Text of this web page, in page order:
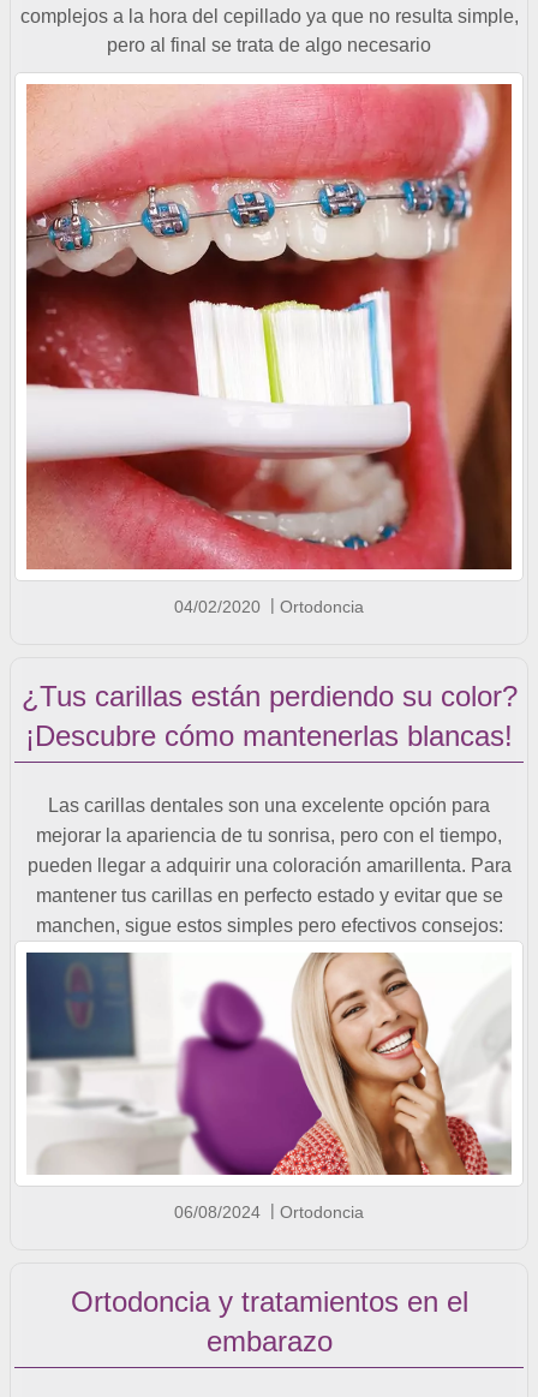
complejos a la hora del cepillado ya que no resulta simple,
pero al final se trata de algo necesario
04/02/2020 Ortodoncia
¿Tus carillas están perdiendo su color?
¡Descubre cómo mantenerlas blancas!
Las carillas dentales son una excelente opción para
mejorar la apariencia de tu sonrisa, pero con el tiempo,
pueden llegar a adquirir una coloración amarillenta. Para
mantener tus carillas en perfecto estado y evitar que se
manchen, sigue estos simples pero efectivos consejos:
06/08/2024 Ortodoncia
Ortodoncia y tratamientos en el
embarazo